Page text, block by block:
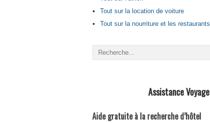
Tout sur la location de voiture
Tout sur la nourriture et les restaurants
Assistance Voyage
Aide gratuite à la recherche d’hôtel